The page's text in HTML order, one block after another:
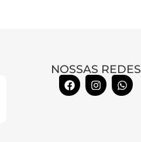
NOSSAS REDES